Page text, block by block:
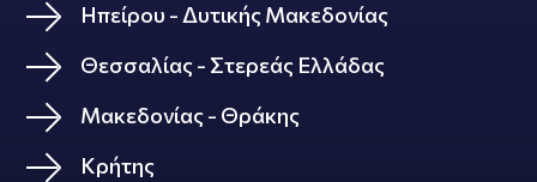
Ηπείρου - Δυτικής Μακεδονίας
Θεσσαλίας - Στερεάς Ελλάδας
Μακεδονίας - Θράκης
Κρήτης